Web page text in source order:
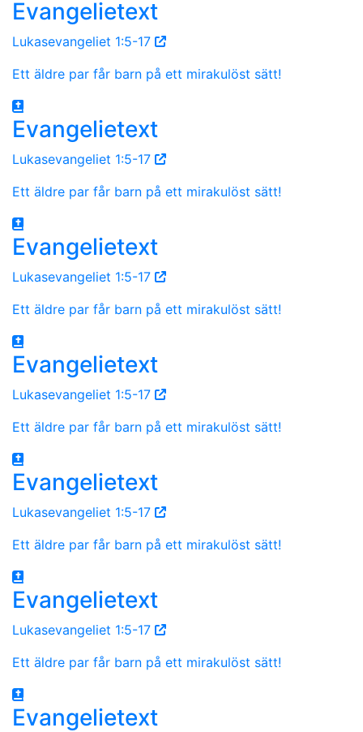
Evangelietext
Lukasevangeliet 1:5-17
Ett äldre par får barn på ett mirakulöst sätt!
Evangelietext
Lukasevangeliet 1:5-17
Ett äldre par får barn på ett mirakulöst sätt!
Evangelietext
Lukasevangeliet 1:5-17
Ett äldre par får barn på ett mirakulöst sätt!
Evangelietext
Lukasevangeliet 1:5-17
Ett äldre par får barn på ett mirakulöst sätt!
Evangelietext
Lukasevangeliet 1:5-17
Ett äldre par får barn på ett mirakulöst sätt!
Evangelietext
Lukasevangeliet 1:5-17
Ett äldre par får barn på ett mirakulöst sätt!
Evangelietext